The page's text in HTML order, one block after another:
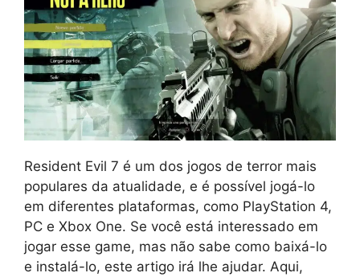
Resident Evil 7 é um dos jogos de terror mais
populares da atualidade, e é possível jogá-lo
em diferentes plataformas, como PlayStation 4,
PC e Xbox One. Se você está interessado em
jogar esse game, mas não sabe como baixá-lo
e instalá-lo, este artigo irá lhe ajudar. Aqui,